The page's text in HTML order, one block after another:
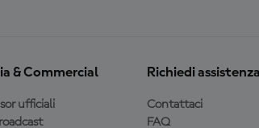
& Commercial
ufficiali
Richiedi assistenza
Contattaci
FAQ